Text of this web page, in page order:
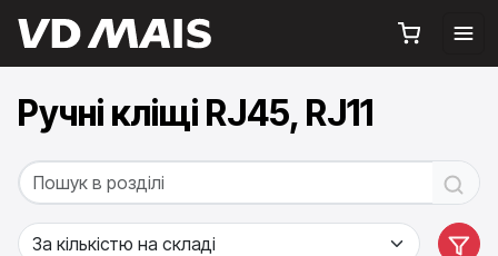
Ручні кліщі RJ45, RJ11